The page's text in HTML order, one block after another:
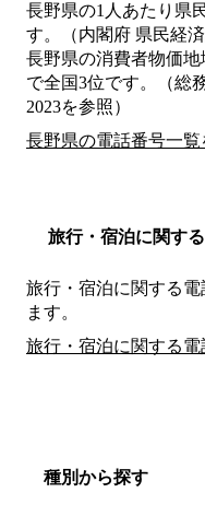
長野県の1人あたり県
す。（内閣府 県民経
長野県の消費者物価
で全国3位です。（総
2023を参照）
長野県の電話番号一覧
旅行・宿泊に関す
旅行・宿泊に関する電
ます。
旅行・宿泊に関する
種別から探す